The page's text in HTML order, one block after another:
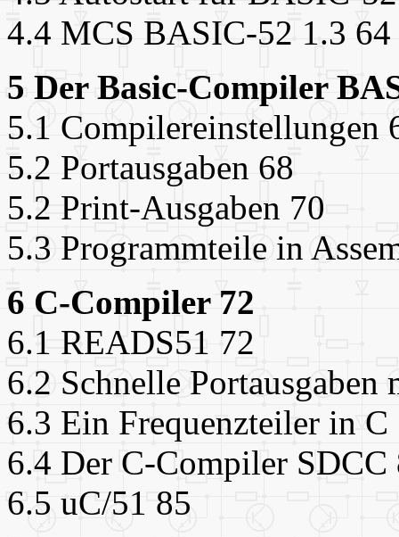
4.4 MCS BASIC-52 1.3 64
5 Der Basic-Compiler
5.1 Compilereinstellungen
5.2 Portausgaben 68
5.2 Print-Ausgaben 70
5.3 Programmteile in
6 C-Compiler 72
6.1 READS51 72
6.2 Schnelle Portausgaben
6.3 Ein Frequenzteiler in C
6.4 Der C-Compiler SDCC
6.5 uC/51 85